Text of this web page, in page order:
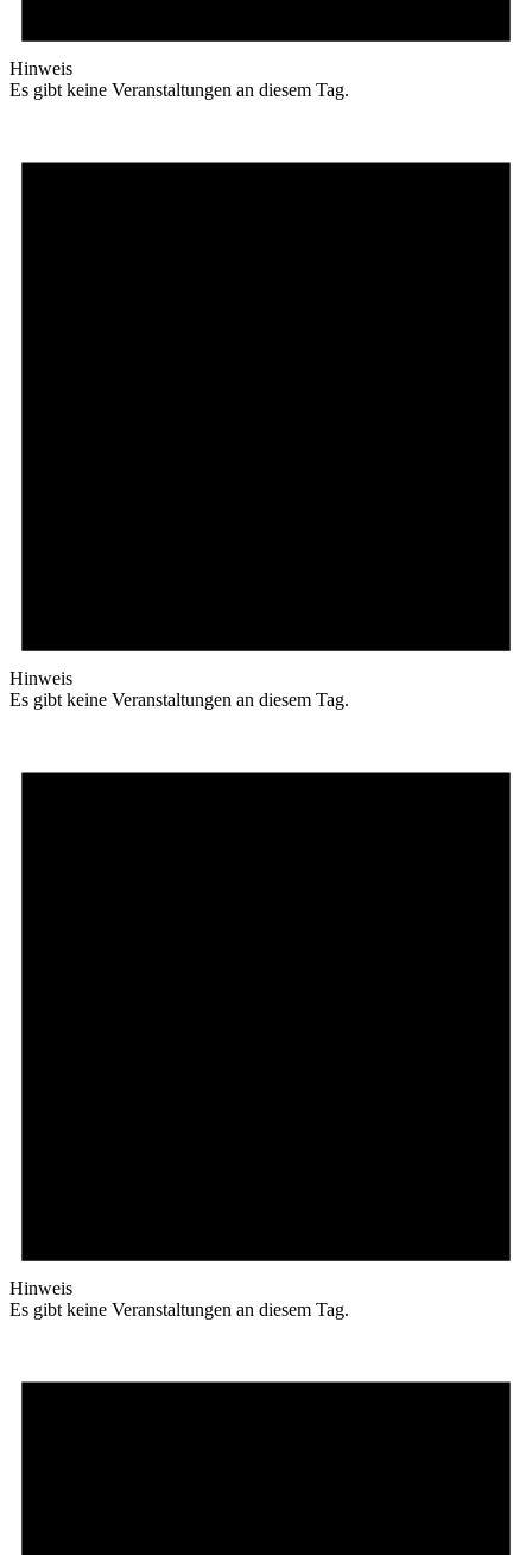
Hinweis
Es gibt keine Veranstaltungen an diesem Tag.
Hinweis
Es gibt keine Veranstaltungen an diesem Tag.
Hinweis
Es gibt keine Veranstaltungen an diesem Tag.